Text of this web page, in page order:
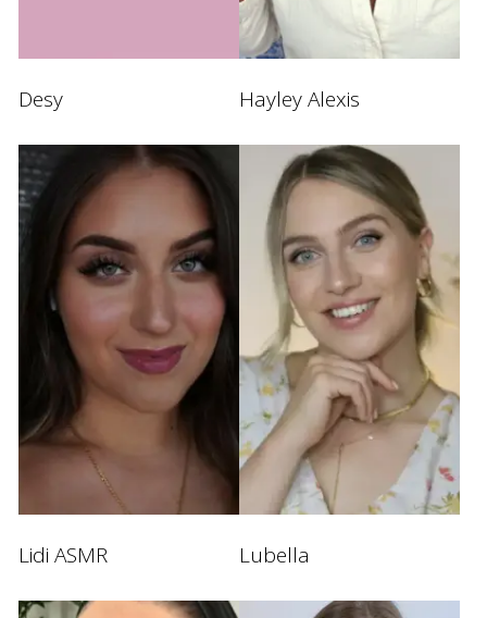
Desy Hayley Alexis
Lidi ASMR Lubella